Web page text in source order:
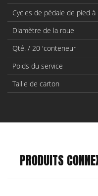
Cycles de pédale de pied
Diamètre de la roue
Qté. / 20 'conteneur
Poids du service
Taille de carton
PRODUITS